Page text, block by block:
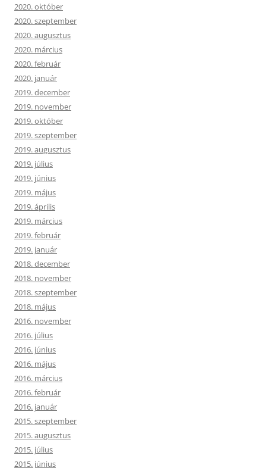
2020. október
2020. szeptember
2020. augusztus
2020. március
2020. február
2020. január
2019. december
2019. november
2019. október
2019. szeptember
2019. augusztus
2019. július
2019. június
2019. május
2019. április
2019. március
2019. február
2019. január
2018. december
2018. november
2018. szeptember
2018. május
2016. november
2016. július
2016. június
2016. május
2016. március
2016. február
2016. január
2015. szeptember
2015. augusztus
2015. július
2015. június